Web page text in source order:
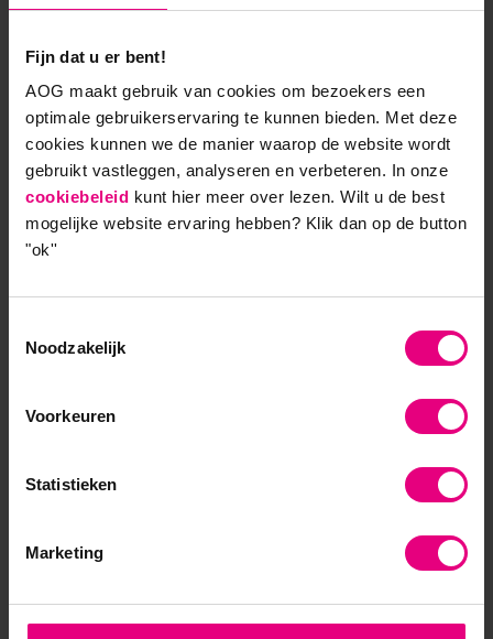
Fijn dat u er bent!
AOG maakt gebruik van cookies om bezoekers een
optimale gebruikerservaring te kunnen bieden. Met deze
cookies kunnen we de manier waarop de website wordt
gebruikt vastleggen, analyseren en verbeteren. In onze
cookiebeleid kunt hier meer over lezen. Wilt u de best
mogelijke website ervaring hebben? Klik dan op de button
"ok''
Noodzakelijk
Voorkeuren
Statistieken
Marketing
gemaakt.
Mag ik uw vervoersbewijs
zien?
De reisleider stapt de coupé binnen: “Goedemorgen
Verder Denkers, mag ik uw vervoersbewijs zien?”
verkrijgen, wel zo fijn nu het treinen door Europa
“Misschien kunt u bij uw eindbestemming op 25 juni
gesprek in de treincoupé laait even op door deze
rake opmerking van de reisleider. Natuurlijk moet
per vliegtuig. Cruciaal om de uitstoot van CO2 te
Zo zijn er meer vraagstukken, die we alleen